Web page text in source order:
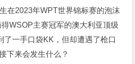
在2023年WPT世界锦标赛的泡沫
WSOP主赛冠军的澳大利亚顶级
了一手口袋KK，但却遭遇了枪口
下来会发生什么？